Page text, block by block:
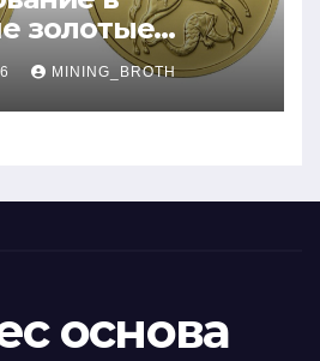
золотые
MINING_BROTH
основа